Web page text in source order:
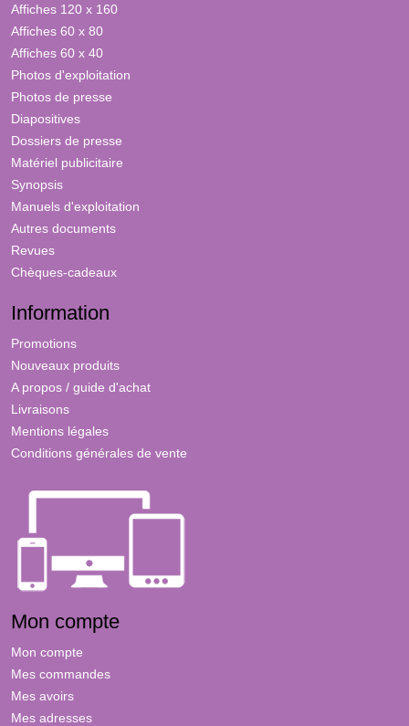
Affiches 120 x 160
Affiches 60 x 80
Affiches 60 x 40
Photos d'exploitation
Photos de presse
Diapositives
Dossiers de presse
Matériel publicitaire
Synopsis
Manuels d'exploitation
Autres documents
Revues
Chèques-cadeaux
Information
Promotions
Nouveaux produits
A propos / guide d'achat
Livraisons
Mentions légales
Conditions générales de vente
Mon compte
Mon compte
Mes commandes
Mes avoirs
Mes adresses